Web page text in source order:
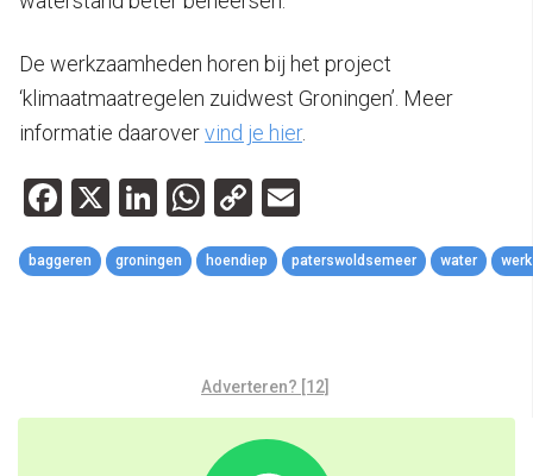
De werkzaamheden horen bij het project
‘klimaatmaatregelen zuidwest Groningen’. Meer
informatie daarovervind je hier.
Facebook
X LinkedIn
WhatsApp
Copy
Link
baggeren groningen hoendiep paterswoldsemeer water
Adverteren? [12]